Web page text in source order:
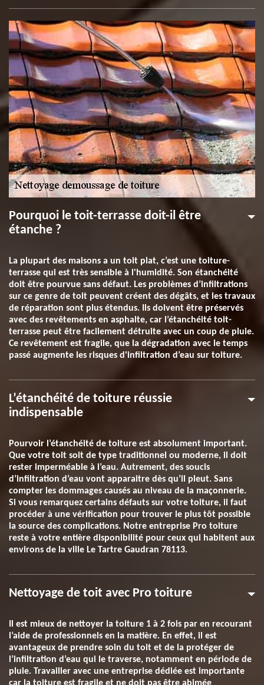
Pourquoi le toit-terrasse doit-il être
étanche ?
La plupart des maisons a un toit plat, c’est une toiture-
terrasse qui est très sensible à l'humidité. Son étanchéité
doit être pourvue sans défaut. Les problèmes d’infiltrations
sur ce genre de toit peuvent créent des dégâts, et les travaux
de réparation sont plus étendus. Ils doivent être préservés
avec des revêtements en asphalte, car l’étanchéité toit-
terrasse peut être facilement détruite avec un coup de pluie.
Ce revêtement est fragile, que la dégradation avec le temps
passé augmente les risques d'infiltration d’eau sur toiture.
L’étanchéité de toiture réussie
indispensable
Pourvoir l’étanchéité de toiture est absolument important.
Que votre toit soit de type traditionnel ou moderne, il doit
rester imperméable à l’eau. Autrement, des soucis
d’infiltration d’eau vont apparaitre dès qu’il pleut. Sans
compter les dommages causés au niveau de la maçonnerie.
Si vous remarquez certains défauts sur votre toiture, il faut
procéder à une vérification pour trouver le plus tôt possible
la source des complications. Notre entreprise Pro toiture
reste à votre entière disponibilité pour ceux qui habitent aux
environs de la ville Le Tartre Gaudran 78113.
Nettoyage de toit avec Pro toiture
Il est mieux de nettoyer la toiture 1 à 2 fois par en recourant
l’aide de professionnels en la matière. En effet, il est
avantageux de prendre soin du toit et de la protéger de
l’infiltration d’eau qui le traverse, notamment en période de
pluie. Travailler avec une entreprise dédiée est importante